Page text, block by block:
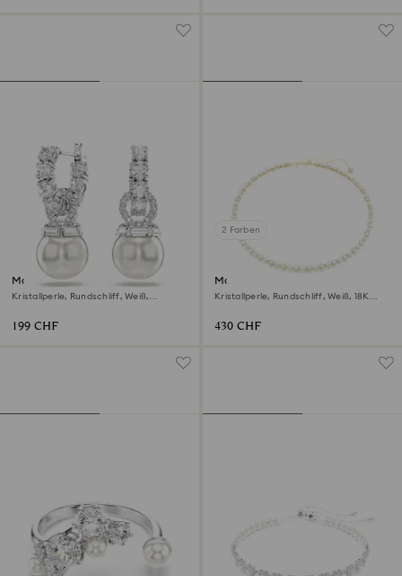
Matrix Drop-Ohrhänger
Kristallperle, Rundschliff, Weiß,
199 CHF
2 Farben
Matrix Tennis Halskette
Kristallperle, Rundschliff, Weiß, 18K
430 CHF